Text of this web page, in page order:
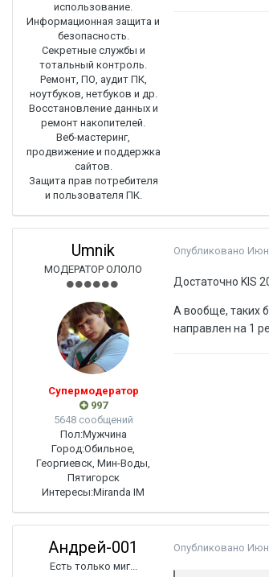
использование.
Информационная защита и
безопасность.
Секретные службы и
тотальный контроль.
Ремонт, ПО, аудит ПК,
ноутбуков, нетбуков и др.
Восстановление данных и
ремонт накопителей.
Веб-мастеринг,
продвижение и поддержка
сайтов.
Защита прав потребителя
и пользователя ПК.
Umnik
МОДЕРАТОР ОЛОЛО
Супермодератор
997
5648 сообщений
Пол:Мужчина
Город:Обильное,
Георгиевск, Мин-Воды,
Пятигорск
Интересы:Miranda IM
Опубликовано
Достаточно KIS
А вообще, таких
направлен на 1
Андрей-001
Есть только миг...
Опубликовано